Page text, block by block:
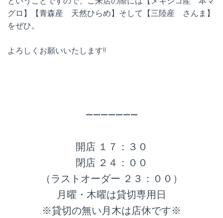
グロ】【青森産 天然ひらめ】そして【三陸産 さんま】
をぜひ。
よろしくお願いいたします!!
———————
開店 １７：３０
閉店 ２４：００
（ラストオーダー ２３：００）
月曜・木曜は貸切専用日
※貸切の無い月木は店休です※